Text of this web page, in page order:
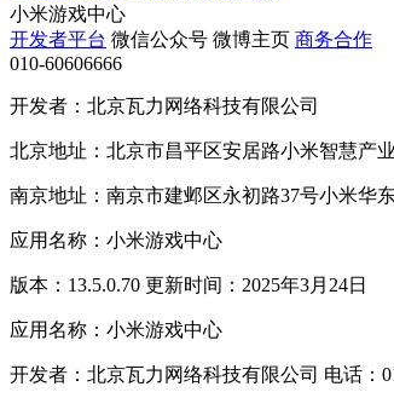
小米游戏中心
开发者平台 微信公众号 微博主页 商务合作
010-60606666
开发者：北京瓦力网络科技有限公司
北京地址：北京市昌平区安居路小米智慧产
南京地址：南京市建邺区永初路37号小米华
应用名称：小米游戏中心
版本：13.5.0.70 更新时间：2025年3月24日
应用名称：小米游戏中心
开发者：北京瓦力网络科技有限公司 电话：